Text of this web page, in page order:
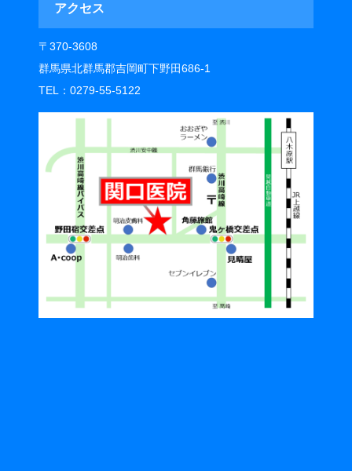
アクセス
〒370-3608
群馬県北群馬郡吉岡町下野田686-1
TEL：0279-55-5122